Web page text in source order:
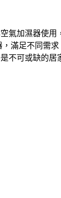
氣加濕器使
滿足不同需
不可或缺的居